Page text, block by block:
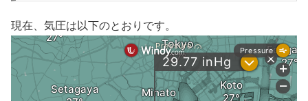
現在、気圧は以下のとおりです。